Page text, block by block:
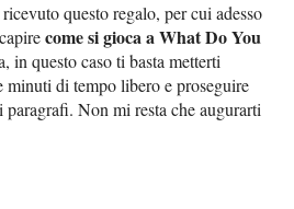
questo regalo, per cui adesso
come si gioca a What Do You
in questo caso ti basta metterti
minuti di tempo libero e proseguire
Non mi resta che augurarti